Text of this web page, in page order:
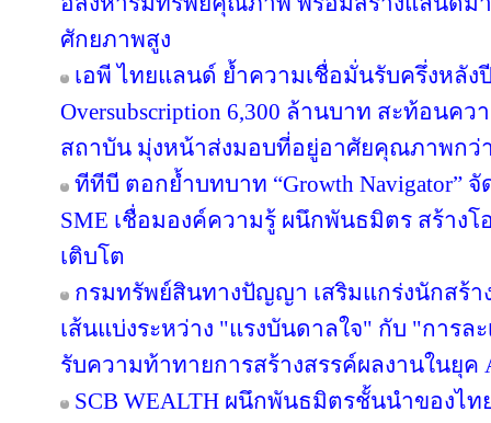
ศักยภาพสูง
เอพี ไทยแลนด์ ย้ำความเชื่อมั่นรับครึ่งหลัง
Oversubscription 6,300 ล้านบาท สะท้อนค
สถาบัน มุ่งหน้าส่งมอบที่อยู่อาศัยคุณภาพกว่า
ทีทีบี ตอกย้ำบทบาท “Growth Navigator”
SME เชื่อมองค์ความรู้ ผนึกพันธมิตร สร้าง
เติบโต
กรมทรัพย์สินทางปัญญา เสริมแกร่งนักสร้า
เส้นแบ่งระหว่าง "แรงบันดาลใจ" กับ "การ
รับความท้าทายการสร้างสรรค์ผลงานในยุค
SCB WEALTH ผนึกพันธมิตรชั้นนำของไ